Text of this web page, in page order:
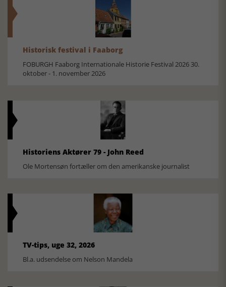
Historisk festival i Faaborg
FOBURGH Faaborg Internationale Historie Festival 2026 30.
oktober - 1. november 2026
Historiens Aktører 79 - John Reed
Ole Mortensøn fortæller om den amerikanske journalist
TV-tips, uge 32, 2026
Bl.a. udsendelse om Nelson Mandela